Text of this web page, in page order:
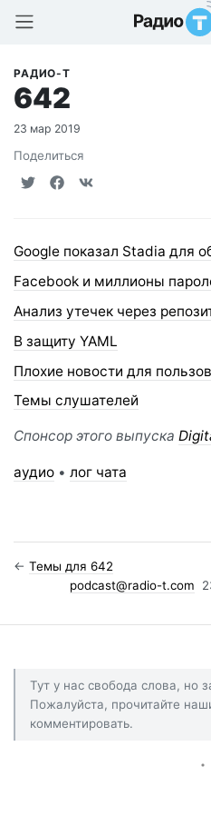
Радио-Т
РАДИО-Т
642
23 мар 2019
Поделиться
Google показал Stadia для
Facebook и миллионы
Анализ утечек через
В защиту YAML
Плохие новости для
Темы слушателей
Спонсор этого выпуска
аудио • лог чата
← Темы для 642
podcast@radio-t.com
Тут у нас свобода слова, но
Пожалуйста, прочитайте
комментировать.